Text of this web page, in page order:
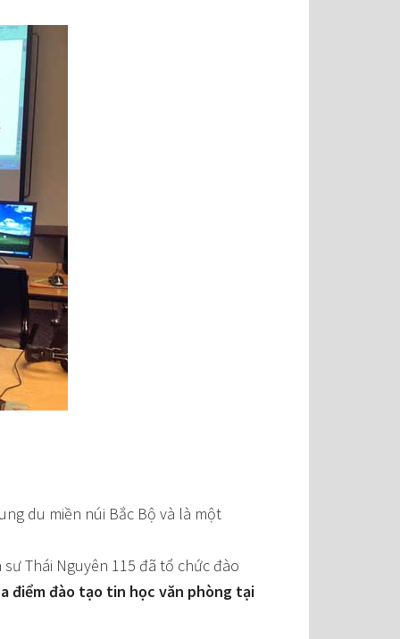
du miền núi Bắc Bộ và là một
Thái Nguyên 115 đã tổ chức đào
điểm đào tạo tin học văn phòng tại